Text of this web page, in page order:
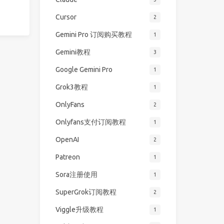
Cursor 2
Gemini Pro 订阅购买教程 1
Gemini教程 3
Google Gemini Pro 1
Grok3教程 1
OnlyFans 2
Onlyfans支付订阅教程 1
OpenAI 2
Patreon 1
Sora注册使用 1
SuperGrok订阅教程 2
Viggle升级教程 1